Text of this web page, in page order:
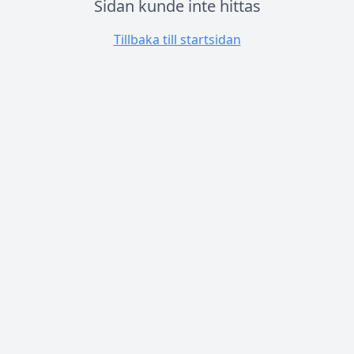
Sidan kunde inte hittas
Tillbaka till startsidan